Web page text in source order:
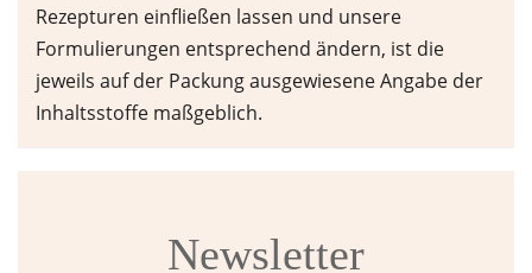
Rezepturen einfließen lassen und unsere
Formulierungen entsprechend ändern, ist die
jeweils auf der Packung ausgewiesene Angabe der
Inhaltsstoffe maßgeblich.
Newsletter